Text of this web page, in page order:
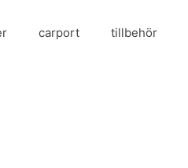
carport tillbehör